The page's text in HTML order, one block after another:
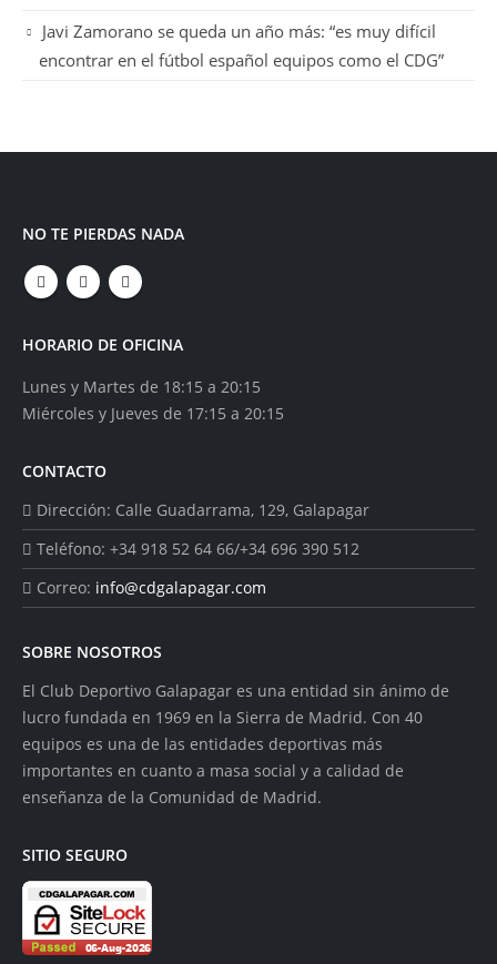
Javi Zamorano se queda un año más: “es muy difícil
encontrar en el fútbol español equipos como el CDG”
NO TE PIERDAS NADA
HORARIO DE OFICINA
Lunes y Martes de 18:15 a 20:15
Miércoles y Jueves de 17:15 a 20:15
CONTACTO
Dirección: Calle Guadarrama, 129, Galapagar
Teléfono: +34 918 52 64 66/+34 696 390 512
Correo: info@cdgalapagar.com
SOBRE NOSOTROS
El Club Deportivo Galapagar es una entidad sin ánimo de
lucro fundada en 1969 en la Sierra de Madrid. Con 40
equipos es una de las entidades deportivas más
importantes en cuanto a masa social y a calidad de
enseñanza de la Comunidad de Madrid.
SITIO SEGURO